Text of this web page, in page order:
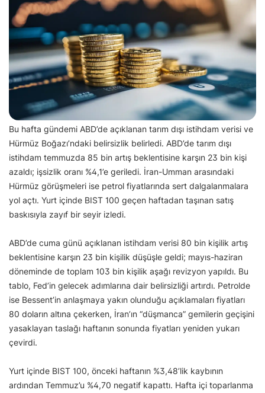
Bu hafta gündemi ABD’de açıklanan tarım dışı istihdam verisi ve
Hürmüz Boğazı’ndaki belirsizlik belirledi. ABD’de tarım dışı
istihdam temmuzda 85 bin artış beklentisine karşın 23 bin kişi
azaldı; işsizlik oranı %4,1’e geriledi. İran-Umman arasındaki
Hürmüz görüşmeleri ise petrol fiyatlarında sert dalgalanmalara
yol açtı. Yurt içinde BIST 100 geçen haftadan taşınan satış
baskısıyla zayıf bir seyir izledi.
ABD’de cuma günü açıklanan istihdam verisi 80 bin kişilik artış
beklentisine karşın 23 bin kişilik düşüşle geldi; mayıs-haziran
döneminde de toplam 103 bin kişilik aşağı revizyon yapıldı. Bu
tablo, Fed’in gelecek adımlarına dair belirsizliği artırdı. Petrolde
ise Bessent’in anlaşmaya yakın olunduğu açıklamaları fiyatları
80 doların altına çekerken, İran’ın “düşmanca” gemilerin geçişini
yasaklayan taslağı haftanın sonunda fiyatları yeniden yukarı
çevirdi.
Yurt içinde BIST 100, önceki haftanın %3,48’lik kaybının
ardından Temmuz’u %4,70 negatif kapattı. Hafta içi toparlanma